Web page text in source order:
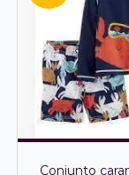
Conjunto